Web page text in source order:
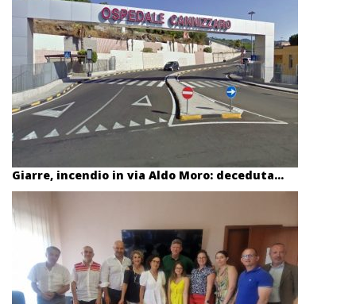
Giarre, incendio in via Aldo Moro: deceduta...